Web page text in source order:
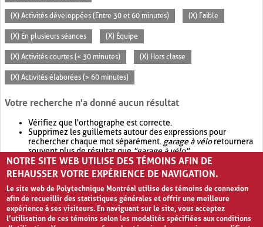
(X) Activités développées (Entre 30 et 60 minutes) (X) Faible
(X) En plusieurs séances (X) Équipe
(X) Activités courtes (< 30 minutes) (X) Hors classe
(X) Activités élaborées (> 60 minutes)
Votre recherche n'a donné aucun résultat
Vérifiez que l'orthographe est correcte.
Supprimez les guillemets autour des expressions pour
rechercher chaque mot séparément. garage à véloretournera
souvent plus de résultat que"garage à vélo".
Envisagez d'élargir votre recherche avec OR.garage OR vélo
retournera souvent plus de résultat quegarage à vélo
NOTRE SITE WEB UTILISE DES TÉMOINS AFIN DE
REHAUSSER VOTRE EXPÉRIENCE DE NAVIGATION.
Le site web de Polytechnique Montréal utilise des témoins de connexion
afin de recueillir des statistiques générales et offrir une meilleure
expérience à ses visiteurs. En naviguant sur le site, vous acceptez
l’utilisation de ces témoins selon les modalités spécifiées aux conditions